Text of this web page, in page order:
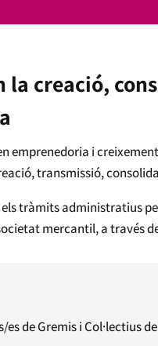
la creació,
en emprenedoria i
transmissió,
tràmits administratius
mercantil, a través
es de Gremis i Col·lectius